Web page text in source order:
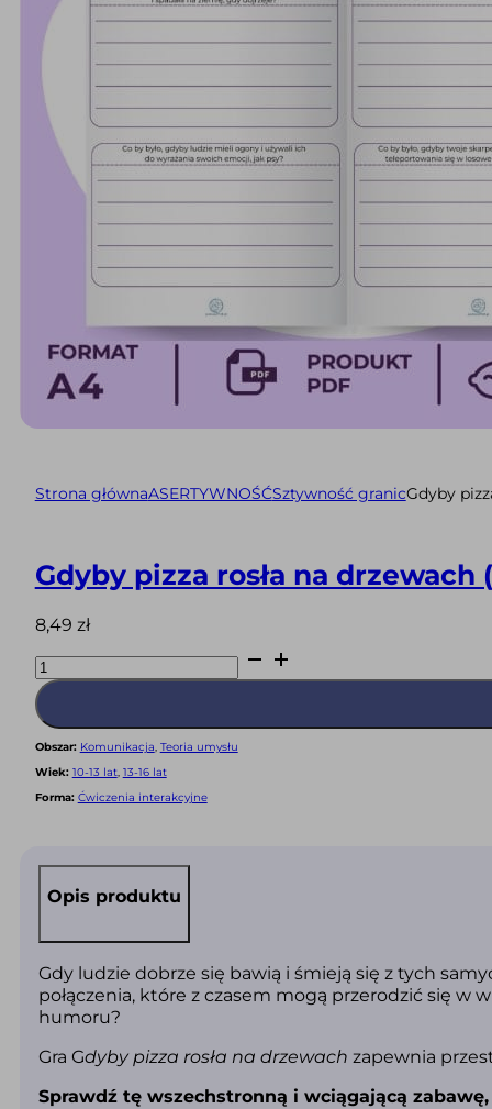
Strona głównaASERTYWNOŚĆSztywność granicGdyby
Gdyby pizza rosła na drzewach
8,49 zł
Gdyby
pizza
rosła
na
drzewach
Obszar: Komunikacja, Teoria umysłu
Wiek: 10-13 lat, 13-16 lat
Forma: Ćwiczenia interakcyjne
Opis produktu
Gdy ludzie dobrze się bawią i śmieją się z tych
połączenia, które z czasem mogą przerodzić się w
humoru?
GraGdyby pizza rosła na drzewach zapewnia
Sprawdź tę wszechstronną i wciągającą